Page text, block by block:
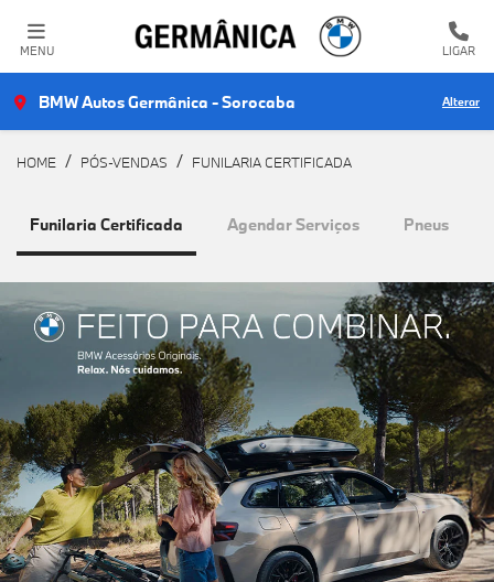
MENU LIGAR
BMW Autos Germânica - Sorocaba Alterar
HOME PÓS-VENDAS FUNILARIA CERTIFICADA
Agendar Serviços
Funilaria Certificada Pneus